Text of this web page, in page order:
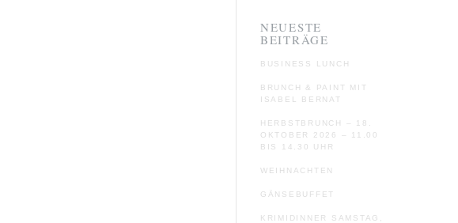
NEUESTE
BEITRÄGE
BUSINESS LUNCH
BRUNCH & PAINT MIT
ISABEL BERNAT
HERBSTBRUNCH – 18.
OKTOBER 2026 – 11.00
BIS 14.30 UHR
WEIHNACHTEN
GÄNSEBUFFET
KRIMIDINNER SAMSTAG,